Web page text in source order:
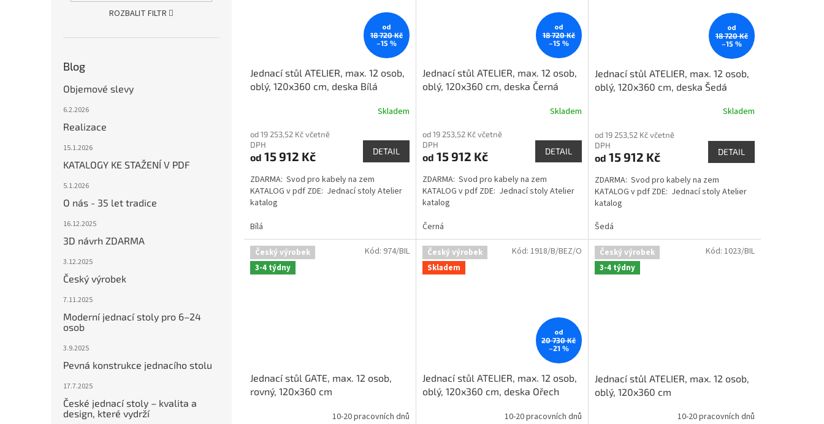
ROZBALIT FILTR
Blog
Objemové slevy
6.2.2026
Realizace
15.1.2026
KATALOGY KE STAŽENÍ V PDF
5.1.2026
O nás - 35 let tradice
16.12.2025
3D návrh ZDARMA
3.12.2025
Český výrobek
7.11.2025
Moderní jednací stoly pro 6–24
osob
3.9.2025
Pevná konstrukce jednacího stolu
17.7.2025
České jednací stoly – kvalita a
design, které vydrží
od
18 720 Kč
–15 %
Jednací stůl ATELIER, max. 12 osob,
oblý, 120x360 cm, deska Bílá
Skladem
od 19 253,52 Kč včetně
DPH
od 15 912 Kč DETAIL
ZDARMA: Svod pro kabely na zem
KATALOG v pdf ZDE: Jednací stoly Atelier
katalog
Bílá
od
18 720 Kč
–15 %
Jednací stůl ATELIER, max. 12 osob,
oblý, 120x360 cm, deska Černá
Skladem
od 19 253,52 Kč včetně
DPH
od 15 912 Kč DETAIL
ZDARMA: Svod pro kabely na zem
KATALOG v pdf ZDE: Jednací stoly Atelier
katalog
Černá
od
18 720 Kč
–15 %
Jednací stůl ATELIER, max. 12 osob,
oblý, 120x360 cm, deska Šedá
Skladem
od 19 253,52 Kč včetně
DPH
od 15 912 Kč DETAIL
ZDARMA: Svod pro kabely na zem
KATALOG v pdf ZDE: Jednací stoly Atelier
katalog
Šedá
Český výrobek
3-4 týdny
Jednací stůl GATE, max. 12 osob,
rovný, 120x360 cm
10-20 pracovních dnů
Kód: 974/BIL
Český výrobek
Skladem
od
20 730 Kč
–21 %
Jednací stůl ATELIER, max. 12 osob,
oblý, 120x360 cm, deska Ořech
10-20 pracovních dnů
Kód: 1918/B/BEZ/O
Český výrobek
3-4 týdny
Jednací stůl ATELIER, max. 12 osob,
oblý, 120x360 cm
10-20 pracovních dnů
Kód: 1023/BIL